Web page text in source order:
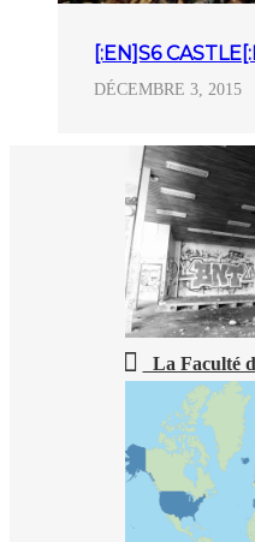
[:EN]S6
DÉCEMBRE 3, 2015
NAVIGATION
La Faculté